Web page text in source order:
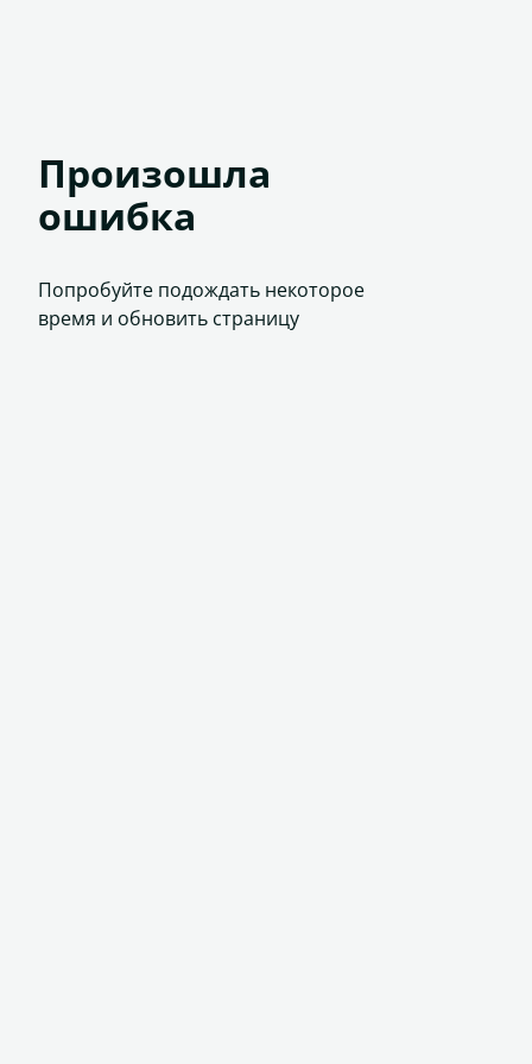
Произошла
ошибка
Попробуйте подождать некоторое
время и обновить страницу